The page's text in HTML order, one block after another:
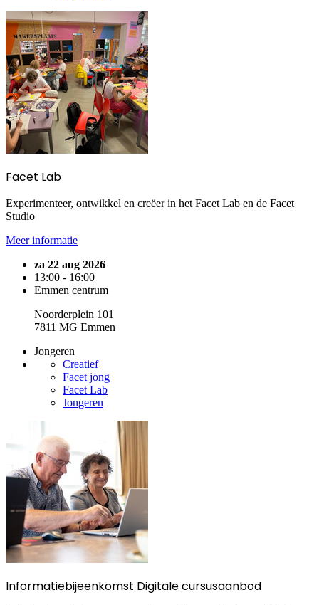
Facet Lab
Experimenteer, ontwikkel en creëer in het Facet Lab en de Facet
Studio
Meer informatie
za 22 aug 2026
13:00 - 16:00
Emmen centrum
Noorderplein 101
7811 MG Emmen
Jongeren
Creatief
Facet jong
Facet Lab
Jongeren
Informatiebijeenkomst Digitale cursusaanbod